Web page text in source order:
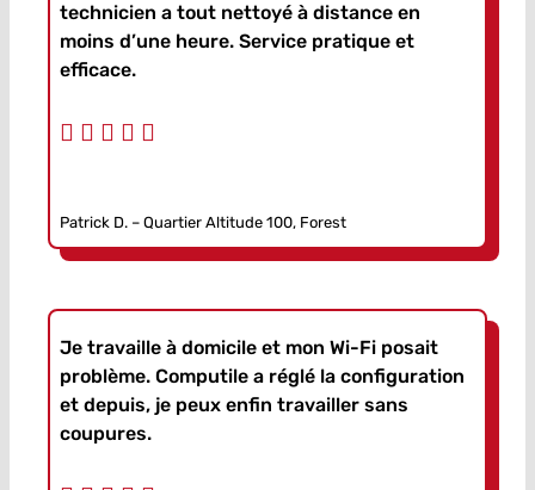
technicien a tout nettoyé à distance en
moins d’une heure. Service pratique et
efficace.
Patrick D. – Quartier Altitude 100, Forest
Je travaille à domicile et mon Wi-Fi posait
problème. Computile a réglé la configuration
et depuis, je peux enfin travailler sans
coupures.